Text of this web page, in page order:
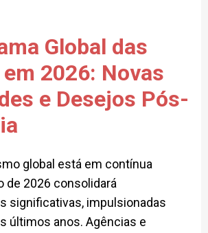
Global das
2026: Novas
e Desejos Pós-
global está em contínua
de 2026 consolidará
significativas, impulsionadas
últimos anos. Agências e